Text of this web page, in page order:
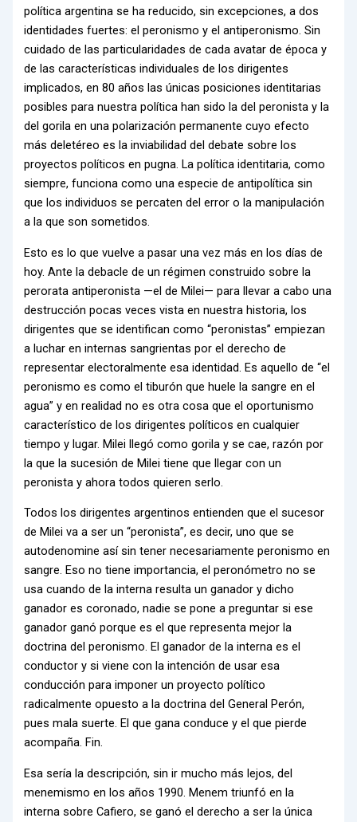
política argentina se ha reducido, sin excepciones, a dos
identidades fuertes: el peronismo y el antiperonismo. Sin
cuidado de las particularidades de cada avatar de época y
de las características individuales de los dirigentes
implicados, en 80 años las únicas posiciones identitarias
posibles para nuestra política han sido la del peronista y la
del gorila en una polarización permanente cuyo efecto
más deletéreo es la inviabilidad del debate sobre los
proyectos políticos en pugna. La política identitaria, como
siempre, funciona como una especie de antipolítica sin
que los individuos se percaten del error o la manipulación
a la que son sometidos.
Esto es lo que vuelve a pasar una vez más en los días de
hoy. Ante la debacle de un régimen construido sobre la
perorata antiperonista —el de Milei— para llevar a cabo una
destrucción pocas veces vista en nuestra historia, los
dirigentes que se identifican como “peronistas” empiezan
a luchar en internas sangrientas por el derecho de
representar electoralmente esa identidad. Es aquello de “el
peronismo es como el tiburón que huele la sangre en el
agua” y en realidad no es otra cosa que el oportunismo
característico de los dirigentes políticos en cualquier
tiempo y lugar. Milei llegó como gorila y se cae, razón por
la que la sucesión de Milei tiene que llegar con un
peronista y ahora todos quieren serlo.
Todos los dirigentes argentinos entienden que el sucesor
de Milei va a ser un “peronista”, es decir, uno que se
autodenomine así sin tener necesariamente peronismo en
sangre. Eso no tiene importancia, el peronómetro no se
usa cuando de la interna resulta un ganador y dicho
ganador es coronado, nadie se pone a preguntar si ese
ganador ganó porque es el que representa mejor la
doctrina del peronismo. El ganador de la interna es el
conductor y si viene con la intención de usar esa
conducción para imponer un proyecto político
radicalmente opuesto a la doctrina del General Perón,
pues mala suerte. El que gana conduce y el que pierde
acompaña. Fin.
Esa sería la descripción, sin ir mucho más lejos, del
menemismo en los años 1990. Menem triunfó en la
interna sobre Cafiero, se ganó el derecho a ser la única